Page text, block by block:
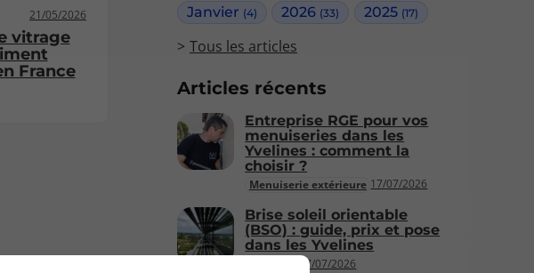
Janvier (4) 2026 (33) 2025 (17)
Tous les articles
Articles récents
Menuiserie extérieure 17/07/2026
Entreprise RGE pour vos
menuiseries dans les
Yvelines : comment la
choisir ?
17/07/2026
Brise soleil orientable
(BSO) : guide, prix et pose
dans les Yvelines
21/05/2026
vitrage
France